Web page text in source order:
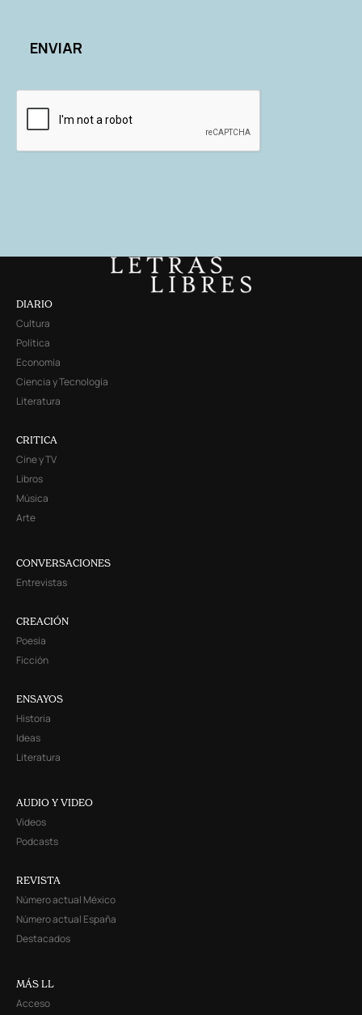
DIARIO
Cultura
Política
Economía
Ciencia y Tecnología
Literatura
CRITICA
Cine y TV
Libros
Música
Arte
CONVERSACIONES
Entrevistas
CREACIÓN
Poesía
Ficción
ENSAYOS
Historia
Ideas
Literatura
AUDIO Y VIDEO
Videos
Podcasts
REVISTA
Número actual México
Número actual España
Destacados
MÁS LL
Acceso